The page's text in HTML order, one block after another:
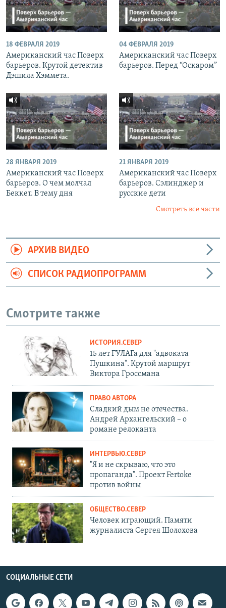
18 ФЕВРАЛЯ 2019
Американский час Поверх
барьеров. Крутой детектив
Дэшила Хэммета.
04 ФЕВРАЛЯ 2019
Американский час Поверх
барьеров. Перед “Оскаром”
28 ЯНВАРЯ 2019
Американский час Поверх
барьеров. О чем молчал
Беккет. В тему дня
21 ЯНВАРЯ 2019
Американский час Поверх
барьеров. Сэлинджер и
русские дети
Смотреть все части
АРХИВ ВИДЕО
СПИСОК РАДИОПРОГРАММ
Смотрите также
ИСТОРИЯ.СЕВЕР
15 лет ГУЛАГа для "адвоката
Пушкина". Крутой маршрут
Виктора Гроссмана
ПРАВО АВТОРА
Сладкий дым не отечества.
Андрей Архангельский – о
романе релоканта
ИНТЕРВЬЮ.СЕВЕР
"Я и не скрываю, что это
пропаганда". Проект Fertoke
против войны
ОБЩЕСТВО.СЕВЕР
Человек играющий. Памяти
журналиста Сергея Шолохова
СОЦИАЛЬНЫЕ СЕТИ